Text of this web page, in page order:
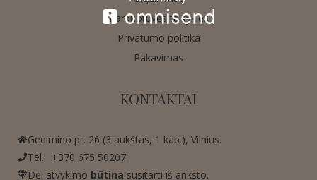
Parduotuvės taisyklės
Privatumo politika
Pakavimas
KONTAKTAI
Gedimino pr. 26 (3 aukštas, 1 kab.), Vilnius.
Tel.: +370 675 50207
Dėl atvykimo būtina susitarti iš anksto.